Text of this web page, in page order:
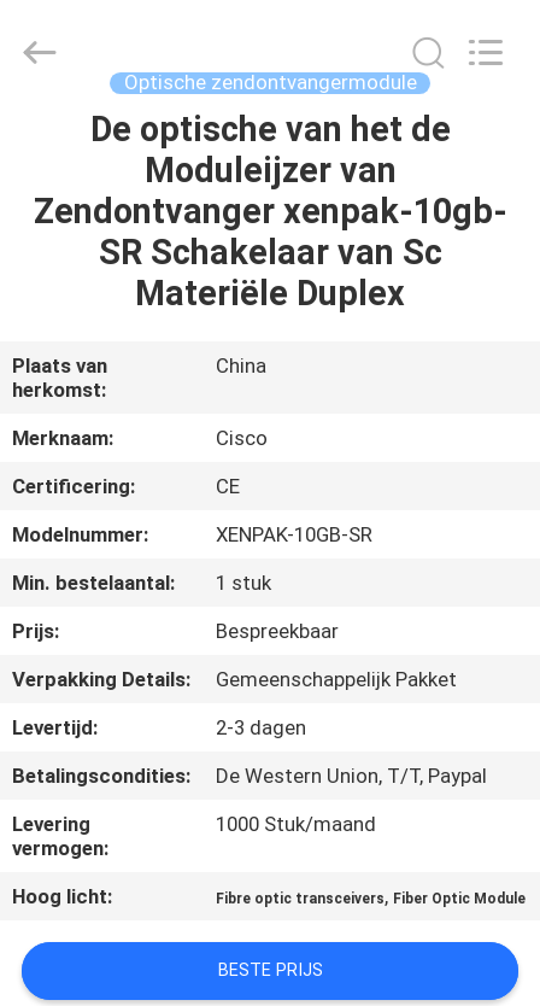
PRODUCTEN
OVER
ONS
FABRIEKSTOCHT
KWALITEITSCONTROLE
NEEM
CONTACT
MET
OP
NIEUWS
GEVALLEN
Ltd..
Optische zendontvangermodule
De optische van het de
Moduleijzer van
Zendontvanger xenpak-10gb-
SR Schakelaar van Sc
Materiële Duplex
Plaats van
herkomst:
China
Merknaam:
Cisco
Certificering:
CE
Modelnummer:
XENPAK-10GB-SR
Min. bestelaantal:
1 stuk
Prijs:
Bespreekbaar
Verpakking Details:
Gemeenschappelijk Pakket
Levertijd:
2-3 dagen
Betalingscondities:
De Western Union, T/T, Paypal
Levering
vermogen:
1000 Stuk/maand
Hoog licht: Fibre optic transceivers, Fiber Optic Module
BESTE PRIJS